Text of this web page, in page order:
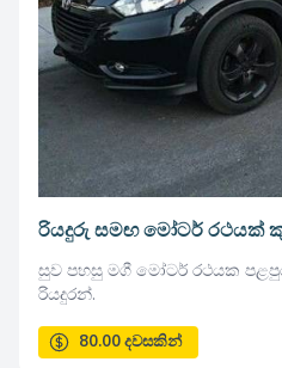
රියදුරු සමඟ මෝටර් රථයක්
සුව පහසු මගී මෝටර් රථයක
රියදුරන්.